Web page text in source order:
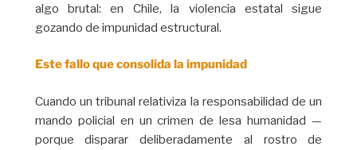
algo brutal: en Chile, la violencia estatal sigue
gozando de impunidad estructural.
Este fallo que consolida la impunidad
Cuando un tribunal relativiza la responsabilidad de un
mando policial en un crimen de lesa humanidad —
porque disparar deliberadamente al rostro de